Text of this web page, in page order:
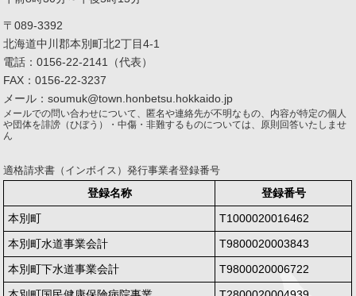
〒089-3392
北海道中川郡本別町北2丁目4-1
電話：0156-22-2141（代表）
FAX：0156-22-3237
メール：soumuk@town.honbetsu.hokkaido.jp
メールでの問い合わせについて、匿名や連絡先が不明なもの、内容が特定の個人
や団体を誹謗（ひぼう）・中傷・非難するものについては、原則回答いたしませ
ん
適格請求書（インボイス）発行事業者登録番号
登録名称
登録番号
本別町
T1000020016462
本別町水道事業会計
T9800020003843
本別町下水道事業会計
T9800020006722